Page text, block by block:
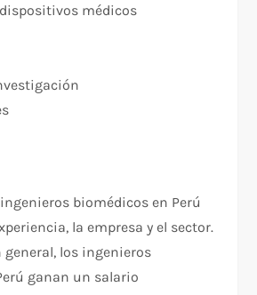
médicos
biomédicos en Perú
la empresa y el sector.
general, los ingenieros
ganan un salario